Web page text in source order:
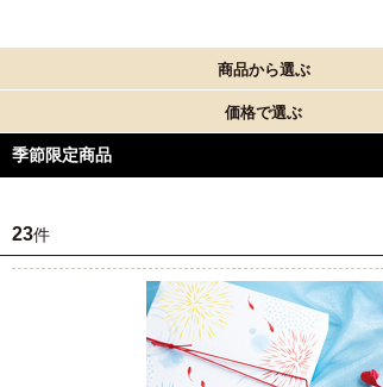
商品から選ぶ
価格で選ぶ
季節限定商品
23件